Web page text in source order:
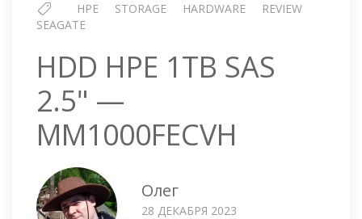
HPE STORAGE HARDWARE
REVIEW
SEAGATE
HDD HPE 1TB SAS
2.5" —
MM1000FECVH
Олег
28 ДЕКАБРЯ 2023